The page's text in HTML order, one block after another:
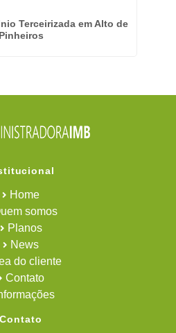
Terceirizada em Alto de
Pinheiros
Home
somos
Planos
News
do cliente
Contato
Contato